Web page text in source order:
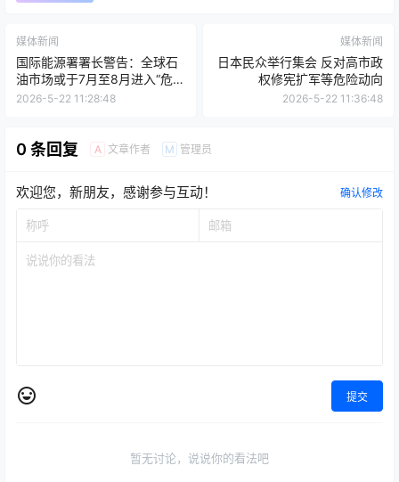
媒体新闻
国际能源署署长警告：全球石
油市场或于7月至8月进入“危险
区域”
2026-5-22 11:28:48
媒体新闻
日本民众举行集会 反对高市政
权修宪扩军等危险动向
2026-5-22 11:36:48
0 条回复 A 文章作者 M 管理员
欢迎您，新朋友，感谢参与互动！ 确认修改
提交
暂无讨论，说说你的看法吧